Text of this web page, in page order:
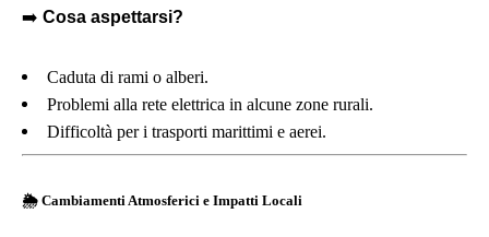
➡️ Cosa aspettarsi?
Caduta di rami o alberi.
Problemi alla rete elettrica in alcune zone rurali.
Difficoltà per i trasporti marittimi e aerei.
🌦️ Cambiamenti Atmosferici e Impatti Locali